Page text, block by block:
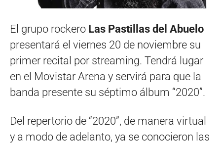
El grupo rockero Las Pastillas del Abuelo
presentará el viernes 20 de noviembre su
primer recital por streaming. Tendrá lugar
en el Movistar Arena y servirá para que la
banda presente su séptimo álbum “2020”.
Del repertorio de “2020”, de manera virtual
y a modo de adelanto, ya se conocieron las